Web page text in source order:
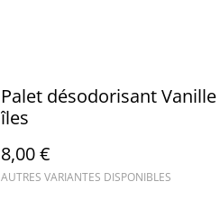
Palet désodorisant Vanille
îles
8,00 €
AUTRES VARIANTES DISPONIBLES